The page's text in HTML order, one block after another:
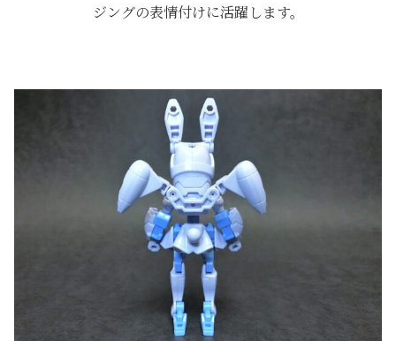
ジングの表情付けに活躍します。